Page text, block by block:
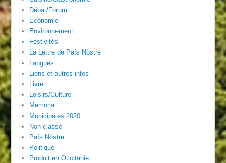
Débat/Forum
Economie
Environnement
Festivités
La Lettre de País Nòstre
Langues
Liens et autres infos
Livre
Loisirs/Culture
Memoria
Municipales 2020
Non classé
País Nòstre
Politique
Produit en Occitanie